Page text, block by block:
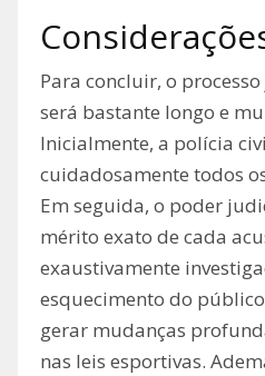
Para concluir, o
será bastante longo e
Inicialmente, a polícia
cuidadosamente todos
Em seguida, o poder
mérito exato de cada
exaustivamente
esquecimento do
gerar mudanças
nas leis esportivas.